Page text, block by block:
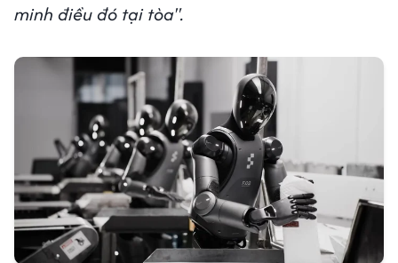
minh điều đó tại tòa".